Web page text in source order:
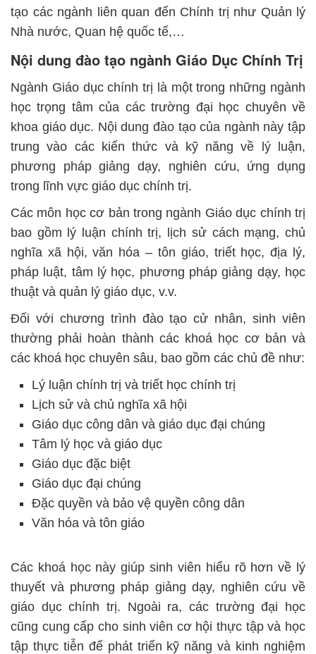
tạo các ngành liên quan đến Chính trị như Quản lý
Nhà nước, Quan hệ quốc tế,…
Nội dung đào tạo ngành Giáo Dục Chính Trị
Ngành Giáo dục chính trị là một trong những ngành
học trọng tâm của các trường đại học chuyên về
khoa giáo dục. Nội dung đào tạo của ngành này tập
trung vào các kiến thức và kỹ năng về lý luận,
phương pháp giảng dạy, nghiên cứu, ứng dụng
trong lĩnh vực giáo dục chính trị.
Các môn học cơ bản trong ngành Giáo dục chính trị
bao gồm lý luận chính trị, lịch sử cách mạng, chủ
nghĩa xã hội, văn hóa – tôn giáo, triết học, địa lý,
pháp luật, tâm lý học, phương pháp giảng dạy, học
thuật và quản lý giáo dục, v.v.
Đối với chương trình đào tạo cử nhân, sinh viên
thường phải hoàn thành các khoá học cơ bản và
các khoá học chuyên sâu, bao gồm các chủ đề như:
Lý luận chính trị và triết học chính trị
Lịch sử và chủ nghĩa xã hội
Giáo dục công dân và giáo dục đại chúng
Tâm lý học và giáo dục
Giáo dục đặc biệt
Giáo dục đại chúng
Đặc quyền và bảo vệ quyền công dân
Văn hóa và tôn giáo
Các khoá học này giúp sinh viên hiểu rõ hơn về lý
thuyết và phương pháp giảng dạy, nghiên cứu về
giáo dục chính trị. Ngoài ra, các trường đại học
cũng cung cấp cho sinh viên cơ hội thực tập và học
tập thực tiễn để phát triển kỹ năng và kinh nghiệm